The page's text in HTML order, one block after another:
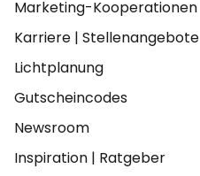
Marketing-Kooperationen
Karriere | Stellenangebote
Lichtplanung
Gutscheincodes
Newsroom
Inspiration | Ratgeber